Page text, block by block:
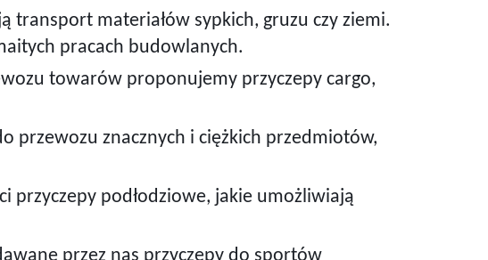
transport materiałów sypkich, gruzu czy ziemi.
pracach budowlanych.
towarów proponujemy przyczepy cargo,
przewozu znacznych i ciężkich przedmiotów,
przyczepy podłodziowe, jakie umożliwiają